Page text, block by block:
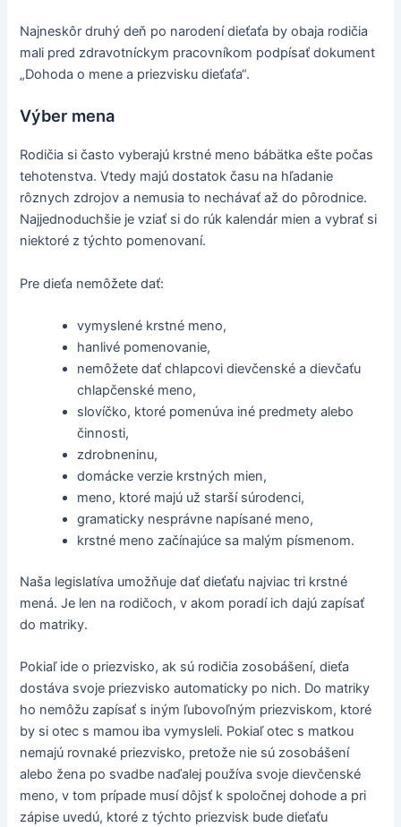
Najneskôr druhý deň po narodení dieťaťa by obaja rodičia
mali pred zdravotníckym pracovníkom podpísať dokument
„Dohoda o mene a priezvisku dieťaťa“.
Výber mena
Rodičia si často vyberajú krstné meno bábätka ešte počas
tehotenstva. Vtedy majú dostatok času na hľadanie
rôznych zdrojov a nemusia to nechávať až do pôrodnice.
Najjednoduchšie je vziať si do rúk kalendár mien a vybrať si
niektoré z týchto pomenovaní.
Pre dieťa nemôžete dať:
vymyslené krstné meno,
hanlivé pomenovanie,
nemôžete dať chlapcovi dievčenské a dievčaťu
chlapčenské meno,
slovíčko, ktoré pomenúva iné predmety alebo
činnosti,
zdrobneninu,
domácke verzie krstných mien,
meno, ktoré majú už starší súrodenci,
gramaticky nesprávne napísané meno,
krstné meno začínajúce sa malým písmenom.
Naša legislatíva umožňuje dať dieťaťu najviac tri krstné
mená. Je len na rodičoch, v akom poradí ich dajú zapísať
do matriky.
Pokiaľ ide o priezvisko, ak sú rodičia zosobášení, dieťa
dostáva svoje priezvisko automaticky po nich. Do matriky
ho nemôžu zapísať s iným ľubovoľným priezviskom, ktoré
by si otec s mamou iba vymysleli. Pokiaľ otec s matkou
nemajú rovnaké priezvisko, pretože nie sú zosobášení
alebo žena po svadbe naďalej používa svoje dievčenské
meno, v tom prípade musí dôjsť k spoločnej dohode a pri
zápise uvedú, ktoré z týchto priezvisk bude dieťaťu